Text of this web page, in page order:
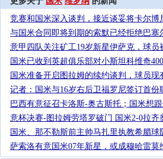
竞赛和国米深入谈判，接近谈妥将卡尔博
与国米合同即将到期的索默已经拒绝巴塞
意甲四队关注矿工19岁新星伊萨克，球员
国米已收到英超俱乐部对小斯坦科维奇
国米准备开启图拉姆的续约谈判，球员现
记者：国米与16岁右后卫福罗尼签订首份
巴西有意征召卡洛斯-奥古斯托；国米想
意杯决赛-图拉姆劳塔罗破门 国米2-0拉齐
国米、那不勒斯前主帅马扎里执教希腊球
萨索洛有意国米07年新星，或成穆哈雷莫